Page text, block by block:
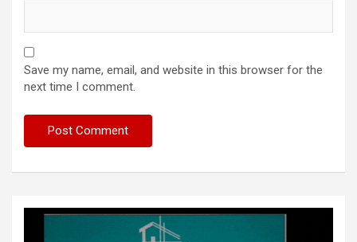
Save my name, email, and website in this browser for the
next time I comment.